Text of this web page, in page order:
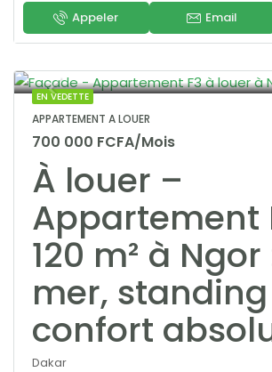
Appeler Email
EN VEDETTE
APPARTEMENT A LOUER
700 000 FCFA/Mois
À louer –
Appartement
120 m² à
mer,
confort
Dakar